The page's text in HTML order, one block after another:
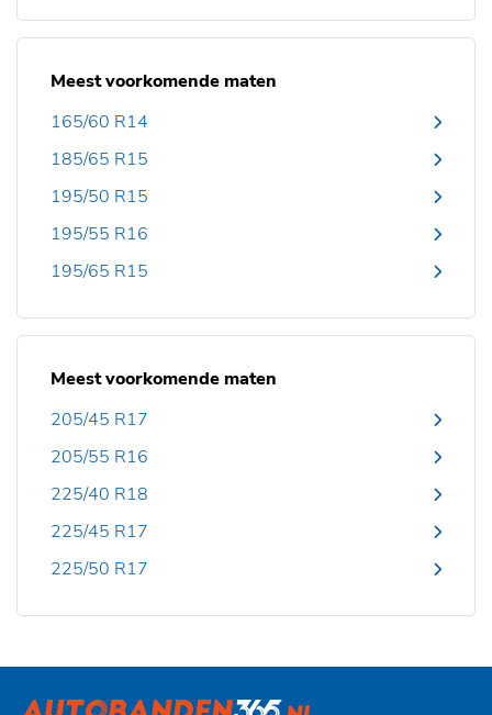
Meest voorkomende maten
165/60 R14
185/65 R15
195/50 R15
195/55 R16
195/65 R15
Meest voorkomende maten
205/45 R17
205/55 R16
225/40 R18
225/45 R17
225/50 R17